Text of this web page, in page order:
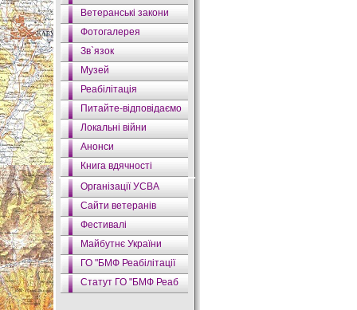
Ветеранські закони
Фотогалерея
Зв`язок
Музей
Реабілітація
Питайте-відповідаємо
Локальні війни
Анонси
Книга вдячності
Організації УСВА
Сайти ветеранів
Фестивалі
Майбутнє України
ГО "БМФ Реабілітації
Статут ГО "БМФ Реаб